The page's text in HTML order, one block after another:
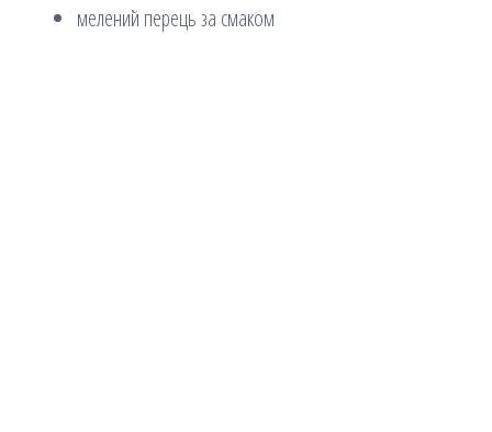
мелений перець за смаком